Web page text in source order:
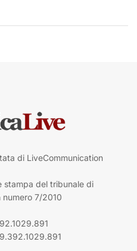
di LiveCommunication
stampa del tribunale di
7/2010